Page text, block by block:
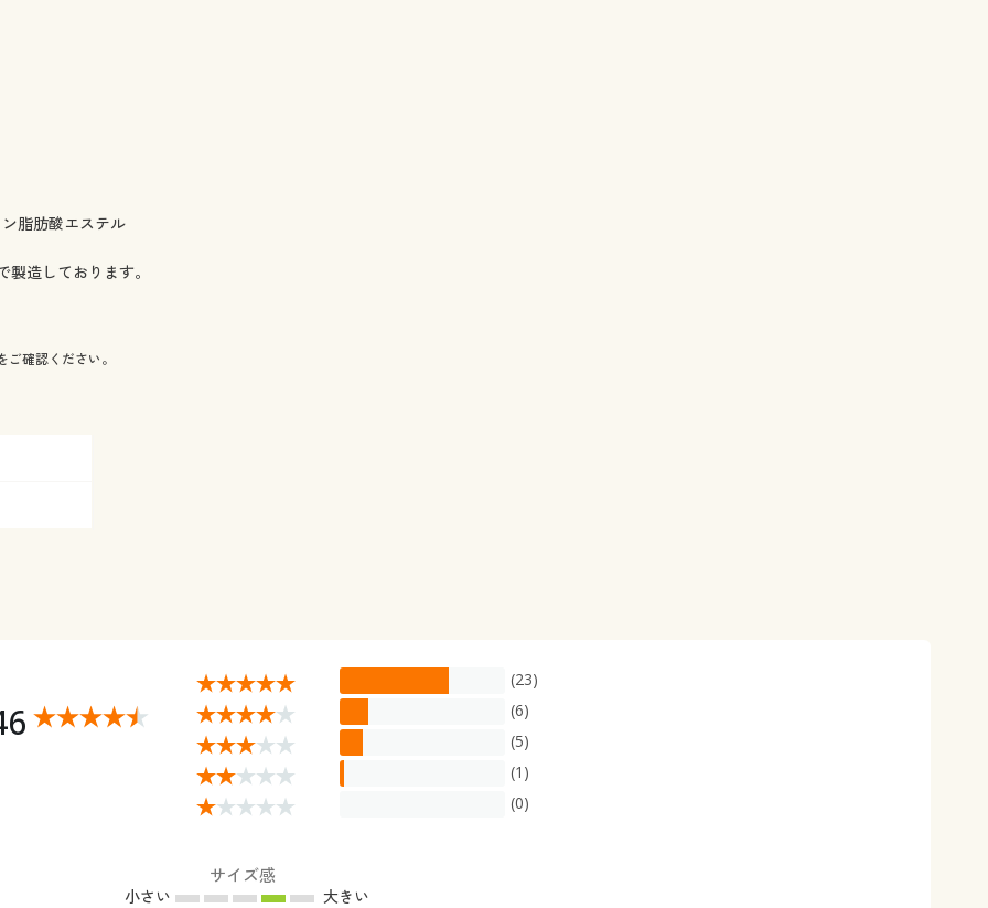
脂肪酸エステル
造しております。
ご確認ください。
(23)
(6)
(5)
(1)
(0)
サイズ感
小さい 大きい